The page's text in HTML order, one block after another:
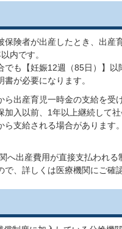
保険者が出産したとき、出産
内です。
でも【妊娠12週（85日）】
書が必要になります。
ら出産育児一時金の支給を受
加入以前、1年以上継続して
ら支給される場合がありま
へ出産費用が直接支払われ
で、詳しくは医療機関にご確